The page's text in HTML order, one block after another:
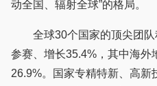
动全国、辐射全球”的格局。
全球30个国家的顶尖团队
参赛、增长35.4%，其中海外
26.9%。国家专精特新、高新